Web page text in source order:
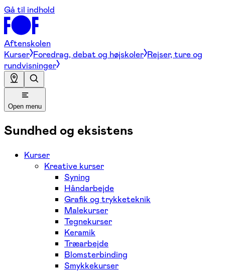
Gå til indhold
Aftenskolen
Kurser Foredrag, debat og højskoler Rejser, ture og
rundvisninger
Open menu
Sundhed og eksistens
Kurser
Kreative kurser
Syning
Håndarbejde
Grafik og trykketeknik
Malekurser
Tegnekurser
Keramik
Træarbejde
Blomsterbinding
Smykkekurser